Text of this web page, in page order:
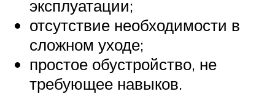
эксплуатации;
отсутствие необходимости в
сложном уходе;
простое обустройство, не
требующее навыков.